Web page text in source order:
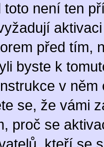
toto není ten
před tím,
byste k
v
se, že vámi
proč se